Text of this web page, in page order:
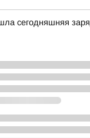
сегодняшняя